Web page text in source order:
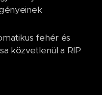
fehér és
közvetlenül a RIP